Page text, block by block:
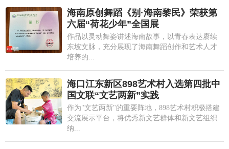
海南原创舞蹈《别·海南黎民》荣获第
六届“荷花少年”全国展
作品以灵动舞姿讲述海南故事，以青春表达赓续
东坡文脉，充分展现了海南舞蹈创作和艺术人才
培养的...
海口江东新区898艺术村入选第四批中
国文联“文艺两新”实践
作为"文艺两新"的重要阵地，898艺术村积极搭建
交流展示平台，将优秀新文艺群体和新文艺组织
纳...